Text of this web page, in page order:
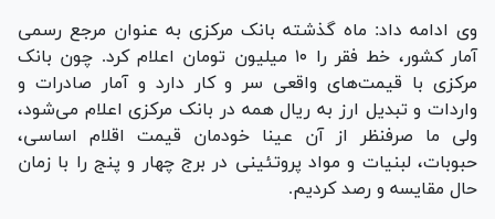
وی ادامه داد: ماه گذشته بانک مرکزی به عنوان مرجع رسمی
آمار کشور، خط فقر را ۱۰ میلیون تومان اعلام کرد. چون بانک
مرکزی با قیمت‌های واقعی سر و کار دارد و آمار صادرات و
واردات و تبدیل ارز به ریال همه در بانک مرکزی اعلام می‌شود،
ولی ما صرفنظر از آن عینا خودمان قیمت اقلام اساسی،
حبوبات، لبنیات و مواد پروتئینی در برج چهار و پنج را با زمان
حال مقایسه و رصد کردیم.